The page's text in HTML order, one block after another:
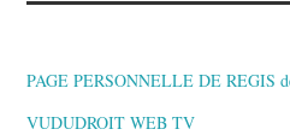
PAGE PERSONNELLE DE REGIS
VUDUDROIT WEB TV